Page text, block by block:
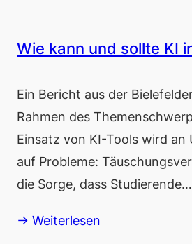
Wie kann und sollte KI
Ein Bericht aus der
Rahmen des
Einsatz von KI-Tools wird
auf Probleme:
die Sorge, dass Studierende…
→ Weiterlesen